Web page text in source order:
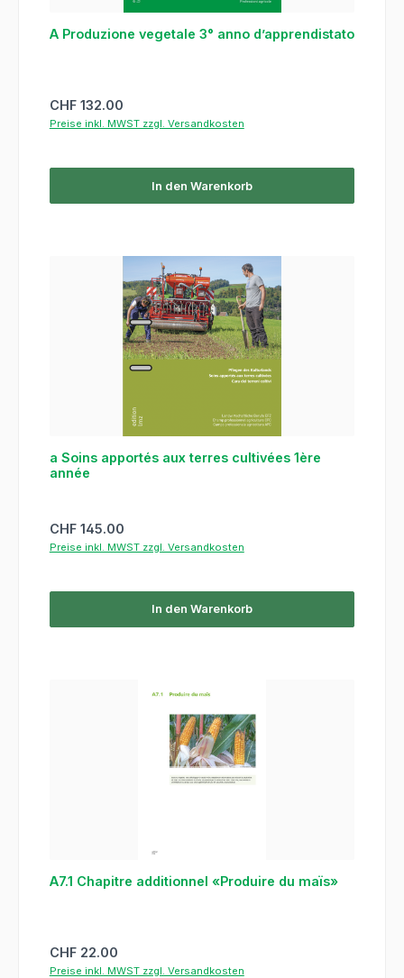
A Produzione vegetale 3° anno d’apprendistato
Regulärer Preis:
CHF 132.00
Preise inkl. MWST zzgl. Versandkosten
In den Warenkorb
a Soins apportés aux terres cultivées 1ère
année
Regulärer Preis:
CHF 145.00
Preise inkl. MWST zzgl. Versandkosten
In den Warenkorb
A7.1 Chapitre additionnel «Produire du maïs»
Regulärer Preis:
CHF 22.00
Preise inkl. MWST zzgl. Versandkosten